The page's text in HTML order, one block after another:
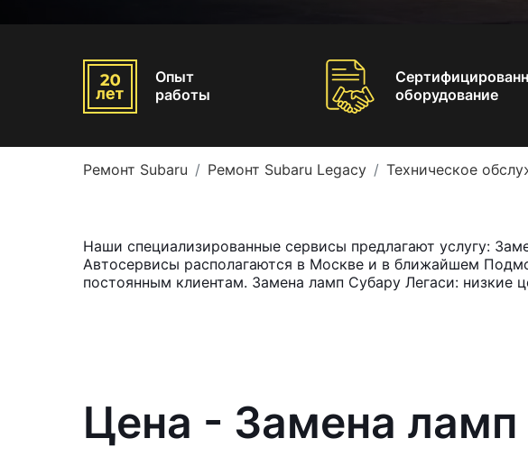
Опыт
работы
оборудование
Ремонт Subaru Ремонт Subaru Legacy Техническое
Наши специализированные сервисы предлагают услугу:
Автосервисы располагаются в Москве и в ближайшем
постоянным клиентам. Замена ламп Субару Легаси: низкие
Цена - Замена ламп